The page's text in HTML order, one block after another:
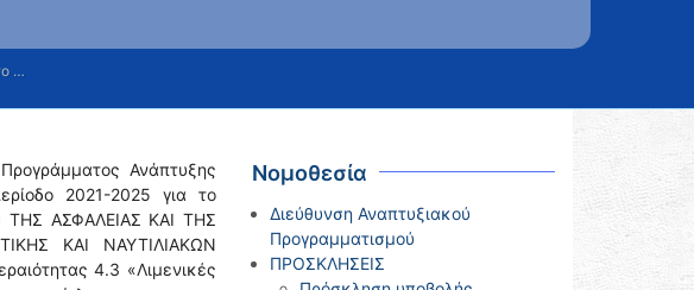
…
Ανάπτυξης
2021-2025 για το
ΤΗΣ ΑΣΦΑΛΕΙΑΣ ΚΑΙ ΤΗΣ
ΚΑΙ ΝΑΥΤΙΛΙΑΚΩΝ
4.3 «Λιμενικές
Νομοθεσία
Διεύθυνση Αναπτυξιακού
Προγραμματισμού
ΠΡΟΣΚΛΗΣΕΙΣ